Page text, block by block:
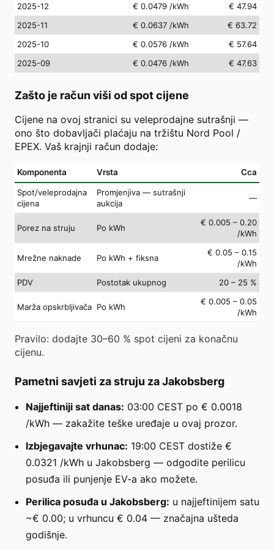
2025-12
€ 0.0479 /kWh
€ 47.94
2025-11
€ 0.0637 /kWh
€ 63.72
2025-10
€ 0.0576 /kWh
€ 57.64
2025-09
€ 0.0476 /kWh € 47.63
Zašto je račun viši od spot cijene
Cijene na ovoj stranici su veleprodajne sutrašnji —
ono što dobavljači plaćaju na tržištu Nord Pool /
EPEX. Vaš krajnji račun dodaje:
Komponenta Vrsta Cca
Spot/veleprodajna
cijena
Promjenjiva — sutrašnji
aukcija
—
Porez na struju Po kWh
€ 0.005 – 0.20
/kWh
Mrežne naknade Po kWh + fiksna
€ 0.05 – 0.15
/kWh
PDV
Postotak ukupnog 20 – 25 %
Marža opskrbljivača Po kWh
€ 0.005 – 0.05
/kWh
Pravilo: dodajte 30–60 % spot cijeni za konačnu
cijenu.
Pametni savjeti za struju za Jakobsberg
Najjeftiniji sat danas: 03:00 CEST po € 0.0018
/kWh — zakažite teške uređaje u ovaj prozor.
Izbjegavajte vrhunac: 19:00 CEST dostiže €
0.0321 /kWh u Jakobsberg — odgodite perilicu
posuđa ili punjenje EV-a ako možete.
Perilica posuđa u Jakobsberg: u najjeftinijem satu
~€ 0.00; u vrhuncu € 0.04 — značajna ušteda
godišnje.